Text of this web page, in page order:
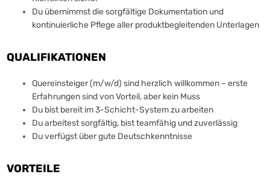
Du übernimmst die sorgfältige Dokumentation und
kontinuierliche Pflege aller produktbegleitenden Unterlagen
QUALIFIKATIONEN
Quereinsteiger (m/w/d) sind herzlich willkommen – erste
Erfahrungen sind von Vorteil, aber kein Muss
Du bist bereit im 3-Schicht-System zu arbeiten
Du arbeitest sorgfältig, bist teamfähig und zuverlässig
Du verfügst über gute Deutschkenntnisse
VORTEILE